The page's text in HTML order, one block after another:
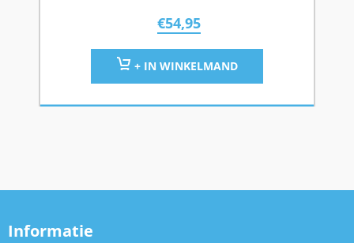
€54,95
+ IN WINKELMAND
Informatie